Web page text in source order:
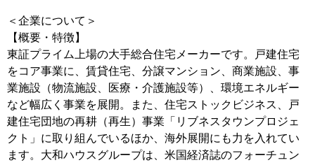
＜企業について＞
【概要・特徴】
東証プライム上場の大手総合住宅メーカーです。戸建住宅
をコア事業に、賃貸住宅、分譲マンション、商業施設、事
業施設（物流施設、医療・介護施設等）、環境エネルギー
など幅広く事業を展開。また、住宅ストックビジネス、戸
建住宅団地の再耕（再生）事業「リブネスタウンプロジェ
クト」に取り組んでいるほか、海外展開にも力を入れてい
ます。大和ハウスグループは、米国経済誌のフォーチュン